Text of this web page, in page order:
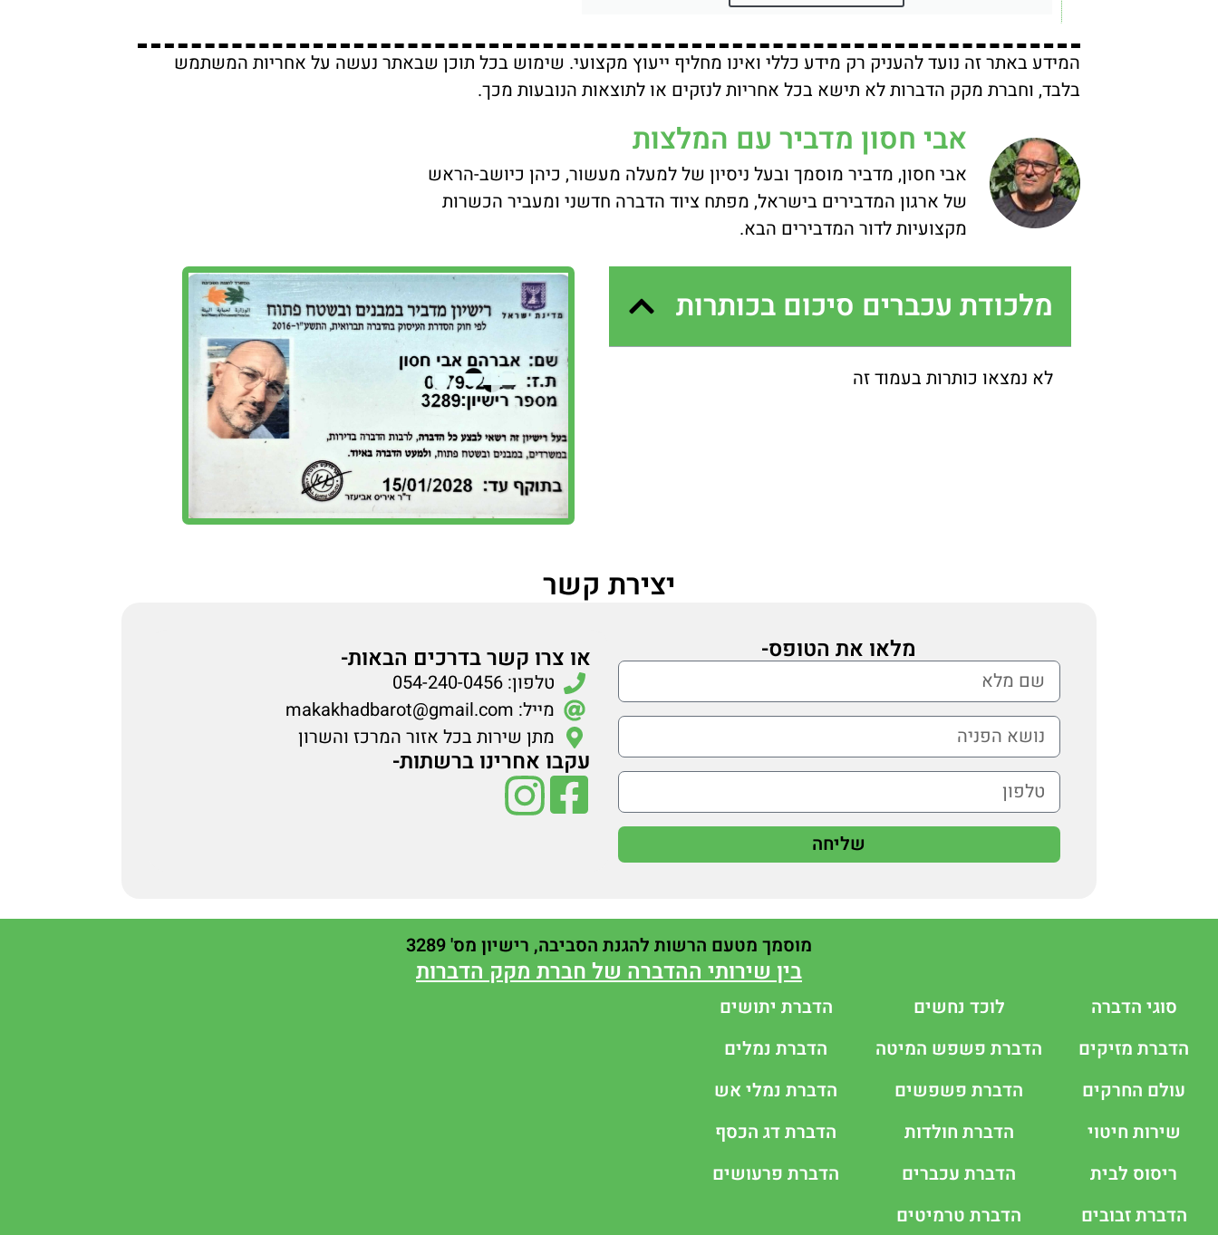
המידע באתר זה נועד להעניק רק מידע כללי ואינו מחליף ייעוץ מקצועי. שימוש בכל תוכן שבאתר נעשה על אחריות המשתמש
בלבד, וחברת מקק הדברות לא תישא בכל אחריות לנזקים או לתוצאות הנובעות מכך.
אבי חסון מדביר עם המלצות
אבי חסון, מדביר מוסמך ובעל ניסיון של למעלה מעשור, כיהן כיושב-הראש
של ארגון המדבירים בישראל, מפתח ציוד הדברה חדשני ומעביר הכשרות
מקצועיות לדור המדבירים הבא.
מלכודת עכברים סיכום בכותרות
לא נמצאו כותרות בעמוד זה
יצירת קשר
מלאו את הטופס-
שליחה
או צרו קשר בדרכים הבאות-
טלפון: 054-240-0456
מייל: makakhadbarot@gmail.com
מתן שירות בכל אזור המרכז והשרון
עקבו אחרינו ברשתות-
מוסמך מטעם הרשות להגנת הסביבה, רישיון מס' 3289
בין שירותי ההדברה של חברת מקק הדברות
סוגי הדברה
הדברת מזיקים
עולם החרקים
שירות חיטוי
ריסוס לבית
הדברת זבובים
לוכד נחשים
הדברת פשפש המיטה
הדברת פשפשים
הדברת חולדות
הדברת עכברים
הדברת טרמיטים
הדברת יתושים
הדברת נמלים
הדברת נמלי אש
הדברת דג הכסף
הדברת פרעושים